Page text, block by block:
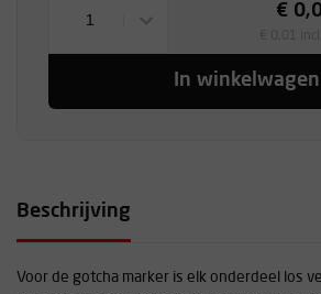
1
€
In winkelwagen
Beschrijving
Voor de gotcha marker is elk onderdeel los